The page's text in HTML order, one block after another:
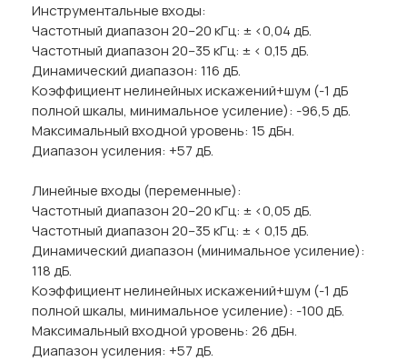
Инструментальные входы:
Частотный диапазон 20–20 кГц: ± <0,04 дБ.
Частотный диапазон 20–35 кГц: ± < 0,15 дБ.
Динамический диапазон: 116 дБ.
Коэффициент нелинейных искажений+шум (-1 дБ
полной шкалы, минимальное усиление): -96,5 дБ.
Максимальный входной уровень: 15 дБн.
Диапазон усиления: +57 дБ.
Линейные входы (переменные):
Частотный диапазон 20–20 кГц: ± <0,05 дБ.
Частотный диапазон 20–35 кГц: ± < 0,15 дБ.
Динамический диапазон (минимальное усиление):
118 дБ.
Коэффициент нелинейных искажений+шум (-1 дБ
полной шкалы, минимальное усиление): -100 дБ.
Максимальный входной уровень: 26 дБн.
Диапазон усиления: +57 дБ.